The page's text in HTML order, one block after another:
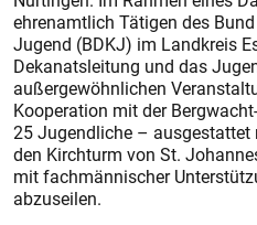
ehrenamtlich Tätigen des
Jugend (BDKJ) im Landkreis
Dekanatsleitung und das
außergewöhnlichen
Kooperation mit der
25 Jugendliche –
den Kirchturm von St.
mit fachmännischer
abzuseilen.